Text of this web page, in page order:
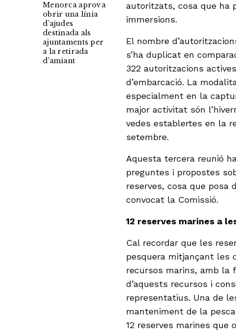
Menorca aprova
obrir una línia
d’ajudes
destinada als
ajuntaments per
a la retirada
d’amiant
autoritzats, cosa que ha
immersions.
El nombre
s’ha duplicat en
322 autoritzacions
d’embarcació. La
especialment en la
major activitat són
vedes establertes en la
setembre.
Aquesta tercera reunió
preguntes i propostes
reserves, cosa que posa
convocat la Comissió.
12 reserves marines a
Cal recordar que les
pesquera mitjançant les
recursos marins, amb la
d’aquests recursos i
representatius. Una de
manteniment de la
12 reserves marines que